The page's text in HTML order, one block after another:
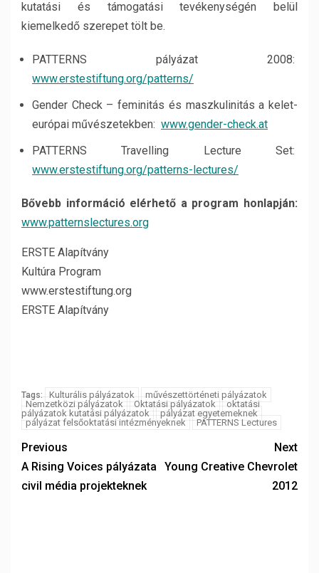
kutatási és támogatási tevékenységén belül
kiemelkedő szerepet tölt be.
PATTERNS pályázat 2008:
www.erstestiftung.org/patterns/
Gender Check – feminitás és maszkulinitás a kelet-
európai művészetekben: www.gender-check.at
PATTERNS Travelling Lecture Set:
www.erstestiftung.org/patterns-lectures/
Bővebb információ elérhető a program honlapján:
www.patternslectures.org
ERSTE Alapítvány
Kultúra Program
www.erstestiftung.org
ERSTE Alapítvány
Tags: Kulturális pályázatok
művészettörténeti pályázatok
Nemzetközi pályázatok
Oktatási pályázatok
oktatási
pályázatok kutatási pályázatok
pályázat egyetemeknek
pályázat felsőoktatási intézményeknek
PATTERNS Lectures
Previous
A Rising Voices pályázata
civil média projekteknek
Next
Young Creative Chevrolet
2012